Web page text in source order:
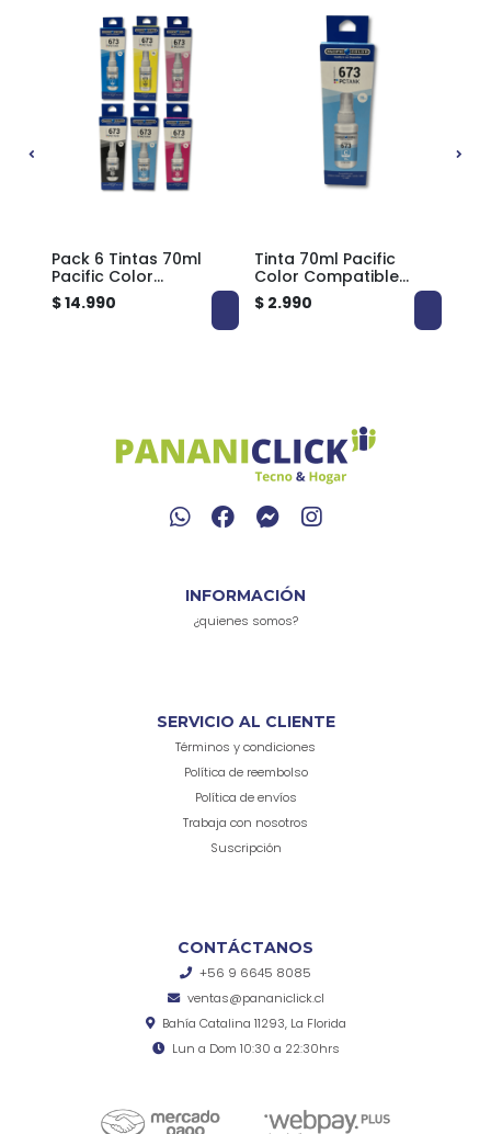
Pack 6 Tintas 70ml
Pacific Color
Compatible EPSON 673
ECOTANK
$ 14.990
Tinta 70ml Pacific
Color Compatible
EPSON 673 ECOTANK
$ 2.990
INFORMACIÓN
¿quienes somos?
SERVICIO AL CLIENTE
Términos y condiciones
Política de reembolso
Política de envíos
Trabaja con nosotros
Suscripción
CONTÁCTANOS
+56 9 6645 8085
ventas@pananiclick.cl
Bahía Catalina 11293, La Florida
Lun a Dom 10:30 a 22:30hrs